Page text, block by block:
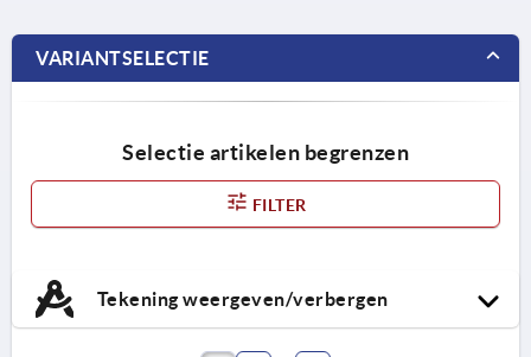
VARIANTSELECTIE
Selectie artikelen begrenzen
FILTER
Tekening weergeven/verbergen